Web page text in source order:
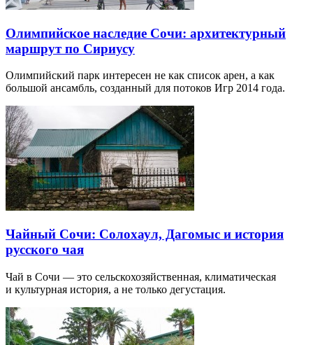
Олимпийское наследие Сочи: архитектурный
маршрут по Сириусу
Олимпийский парк интересен не как список арен, а как
большой ансамбль, созданный для потоков Игр 2014 года.
Чайный Сочи: Солохаул, Дагомыс и история
русского чая
Чай в Сочи — это сельскохозяйственная, климатическая
и культурная история, а не только дегустация.